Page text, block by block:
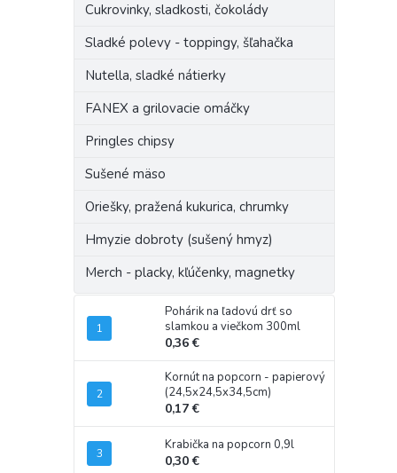
Cukrovinky, sladkosti, čokolády
Sladké polevy - toppingy, šľahačka
Nutella, sladké nátierky
FANEX a grilovacie omáčky
Pringles chipsy
Sušené mäso
Oriešky, pražená kukurica, chrumky
Hmyzie dobroty (sušený hmyz)
Merch - placky, kľúčenky, magnetky
Pohárik na ľadovú drť so
slamkou a viečkom 300ml
0,36 €
Kornút na popcorn - papierový
(24,5x24,5x34,5cm)
0,17 €
Krabička na popcorn 0,9l
0,30 €